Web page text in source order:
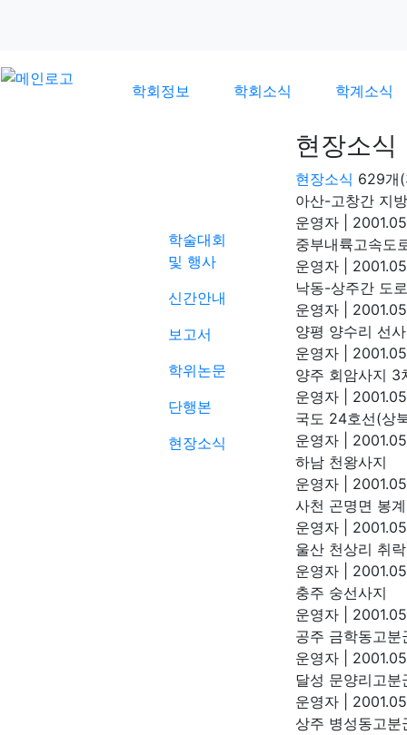
학회정보 학회소식 학계소식
학술대회
및 행사
신간안내
보고서
학위논문
단행본
현장소식
현장소식
현장소식 629개
아산-고창간 지
운영자
중부내륙고속도
운영자
낙동-상주간 도
운영자
양평 양수리 선
운영자
양주 회암사지 3
운영자
국도 24호선(상
운영자
하남 천왕사지
운영자
사천 곤명면 봉
운영자
울산 천상리 취
운영자
충주 숭선사지
운영자
공주 금학동고분
운영자
달성 문양리고분
운영자
상주 병성동고분